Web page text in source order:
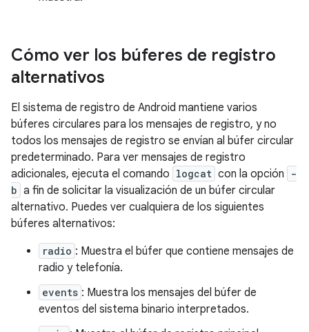
Cómo ver los búferes de registro
alternativos
El sistema de registro de Android mantiene varios
búferes circulares para los mensajes de registro, y no
todos los mensajes de registro se envían al búfer circular
predeterminado. Para ver mensajes de registro
adicionales, ejecuta el comando logcat con la opción
-
b a fin de solicitar la visualización de un búfer circular
alternativo. Puedes ver cualquiera de los siguientes
búferes alternativos:
radio : Muestra el búfer que contiene mensajes de
radio y telefonía.
events : Muestra los mensajes del búfer de
eventos del sistema binario interpretados.